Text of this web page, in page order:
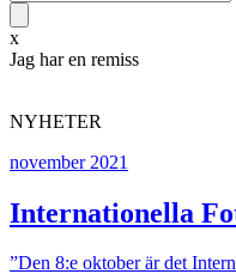
x
Jag har en remiss
NYHETER
november 2021
Internationella
”Den 8:e oktober är det